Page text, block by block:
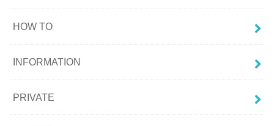
HOW TO
INFORMATION
PRIVATE